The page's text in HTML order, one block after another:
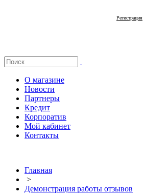
Регистрация
О магазине
Новости
Партнеры
Кредит
Корпоратив
Мой кабинет
Контакты
Главная
>
Демонстрация работы отзывов